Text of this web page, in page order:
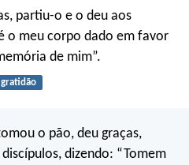
partiu-o e o deu aos
o meu corpo dado em favor
de mim”.
gratidão
o pão, deu graças,
dizendo: “Tomem